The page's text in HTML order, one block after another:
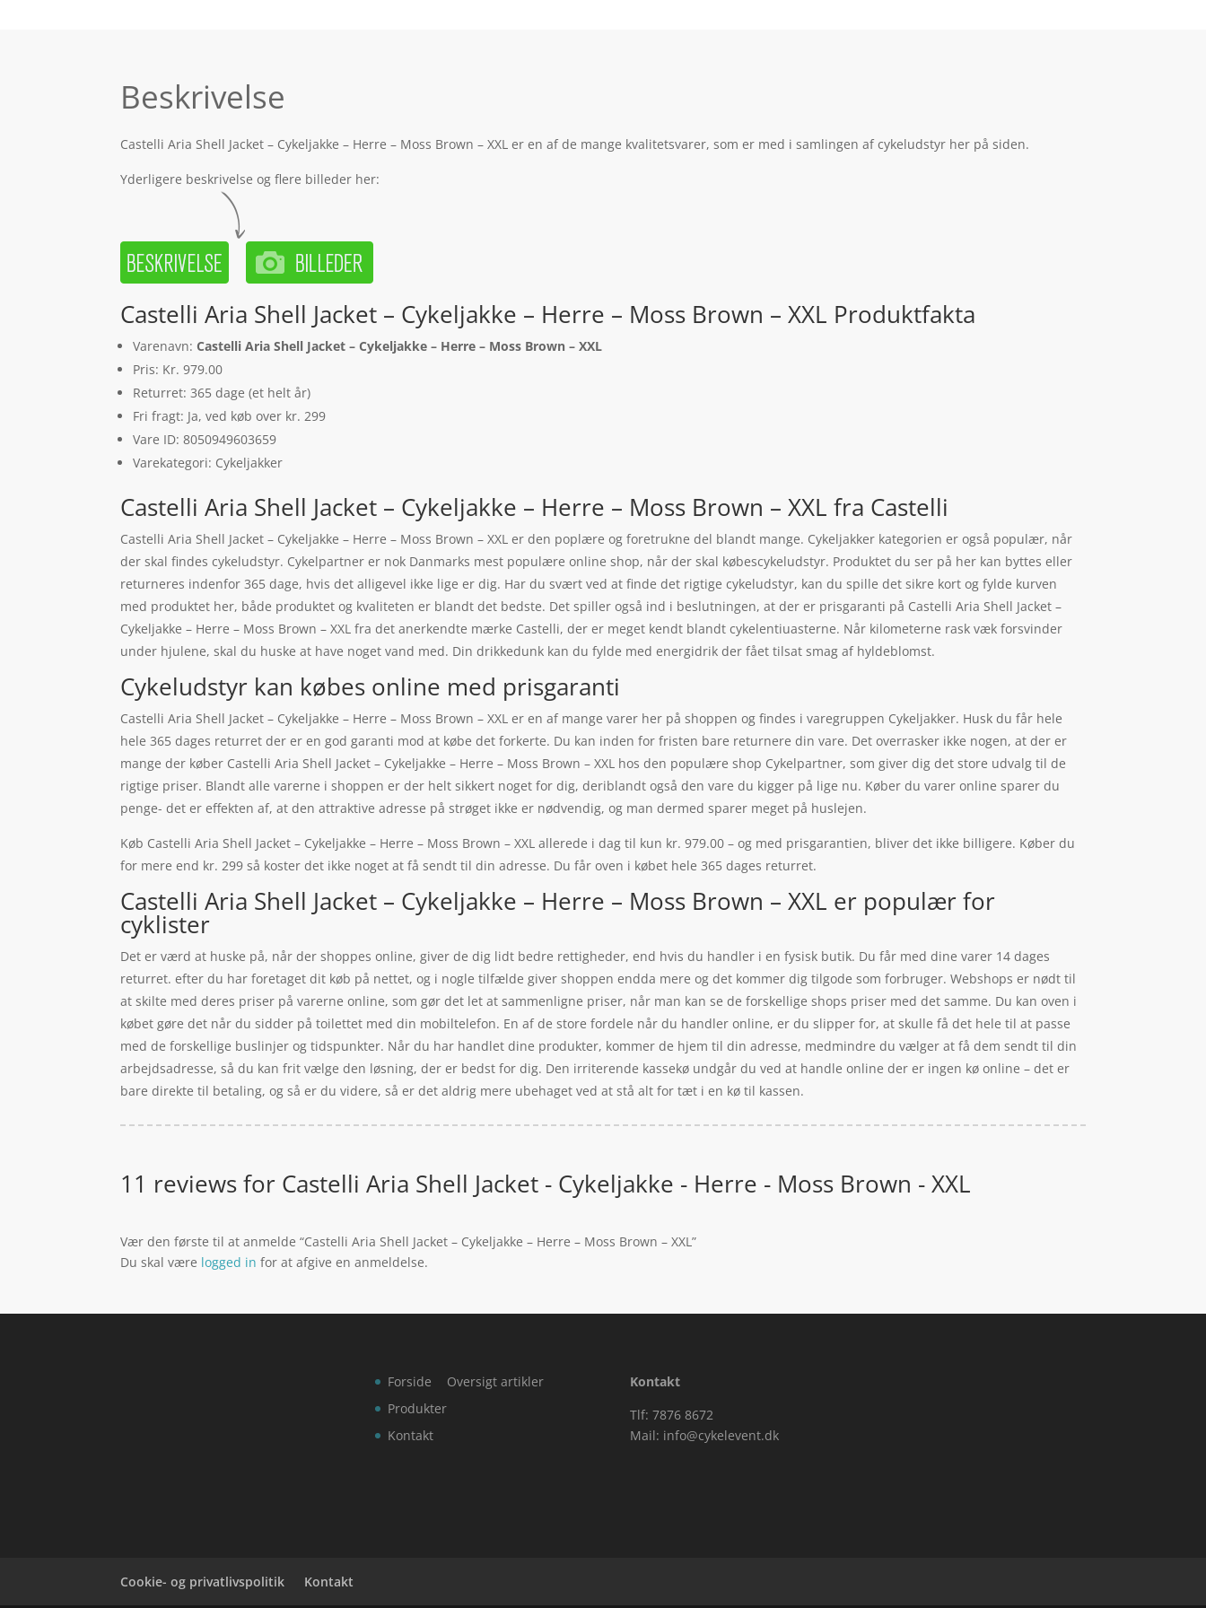
Beskrivelse
Castelli Aria Shell Jacket – Cykeljakke – Herre – Moss Brown – XXL er en af de mange kvalitetsvarer, som er med i samlingen af cykeludstyr her på siden.
Yderligere beskrivelse og flere billeder her:
Castelli Aria Shell Jacket – Cykeljakke – Herre – Moss Brown – XXL Produktfakta
Varenavn: Castelli Aria Shell Jacket – Cykeljakke – Herre – Moss Brown – XXL
Pris: Kr. 979.00
Returret: 365 dage (et helt år)
Fri fragt: Ja, ved køb over kr. 299
Vare ID: 8050949603659
Varekategori: Cykeljakker
Castelli Aria Shell Jacket – Cykeljakke – Herre – Moss Brown – XXL fra Castelli
Castelli Aria Shell Jacket – Cykeljakke – Herre – Moss Brown – XXL er den poplære og foretrukne del blandt mange. Cykeljakker kategorien er også populær, når
der skal findes cykeludstyr. Cykelpartner er nok Danmarks mest populære online shop, når der skal købescykeludstyr. Produktet du ser på her kan byttes eller
returneres indenfor 365 dage, hvis det alligevel ikke lige er dig. Har du svært ved at finde det rigtige cykeludstyr, kan du spille det sikre kort og fylde kurven
med produktet her, både produktet og kvaliteten er blandt det bedste. Det spiller også ind i beslutningen, at der er prisgaranti på Castelli Aria Shell Jacket –
Cykeljakke – Herre – Moss Brown – XXL fra det anerkendte mærke Castelli, der er meget kendt blandt cykelentiuasterne. Når kilometerne rask væk forsvinder
under hjulene, skal du huske at have noget vand med. Din drikkedunk kan du fylde med energidrik der fået tilsat smag af hyldeblomst.
Cykeludstyr kan købes online med prisgaranti
Castelli Aria Shell Jacket – Cykeljakke – Herre – Moss Brown – XXL er en af mange varer her på shoppen og findes i varegruppen Cykeljakker. Husk du får hele
hele 365 dages returret der er en god garanti mod at købe det forkerte. Du kan inden for fristen bare returnere din vare. Det overrasker ikke nogen, at der er
mange der køber Castelli Aria Shell Jacket – Cykeljakke – Herre – Moss Brown – XXL hos den populære shop Cykelpartner, som giver dig det store udvalg til de
rigtige priser. Blandt alle varerne i shoppen er der helt sikkert noget for dig, deriblandt også den vare du kigger på lige nu. Køber du varer online sparer du
penge- det er effekten af, at den attraktive adresse på strøget ikke er nødvendig, og man dermed sparer meget på huslejen.
Køb Castelli Aria Shell Jacket – Cykeljakke – Herre – Moss Brown – XXL allerede i dag til kun kr. 979.00 – og med prisgarantien, bliver det ikke billigere. Køber du
for mere end kr. 299 så koster det ikke noget at få sendt til din adresse. Du får oven i købet hele 365 dages returret.
Castelli Aria Shell Jacket – Cykeljakke – Herre – Moss Brown – XXL er populær for
cyklister
Det er værd at huske på, når der shoppes online, giver de dig lidt bedre rettigheder, end hvis du handler i en fysisk butik. Du får med dine varer 14 dages
returret. efter du har foretaget dit køb på nettet, og i nogle tilfælde giver shoppen endda mere og det kommer dig tilgode som forbruger. Webshops er nødt til
at skilte med deres priser på varerne online, som gør det let at sammenligne priser, når man kan se de forskellige shops priser med det samme. Du kan oven i
købet gøre det når du sidder på toilettet med din mobiltelefon. En af de store fordele når du handler online, er du slipper for, at skulle få det hele til at passe
med de forskellige buslinjer og tidspunkter. Når du har handlet dine produkter, kommer de hjem til din adresse, medmindre du vælger at få dem sendt til din
arbejdsadresse, så du kan frit vælge den løsning, der er bedst for dig. Den irriterende kassekø undgår du ved at handle online der er ingen kø online – det er
bare direkte til betaling, og så er du videre, så er det aldrig mere ubehaget ved at stå alt for tæt i en kø til kassen.
11 reviews for Castelli Aria Shell Jacket - Cykeljakke - Herre - Moss Brown - XXL
Vær den første til at anmelde “Castelli Aria Shell Jacket – Cykeljakke – Herre – Moss Brown – XXL”
Du skal være logged in for at afgive en anmeldelse.
Forside
Produkter
Kontakt
Oversigt artikler
Kontakt
Tlf: 7876 8672
Mail: info@cykelevent.dk
Cookie- og privatlivspolitik Kontakt